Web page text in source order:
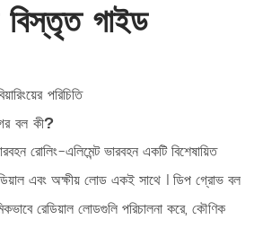
গাইড
পরিচিতি
বল কী?
রোলিং-এলিমেন্ট ভারবহন একটি বিশেষায়িত
এবং অক্ষীয় লোড একই সাথে । ডিপ গ্রোভ বল
রেডিয়াল লোডগুলি পরিচালনা করে, কৌণিক